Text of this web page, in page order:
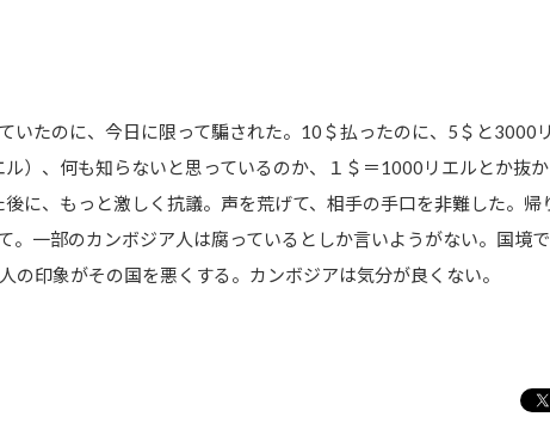
たのに、今日に限って騙された。10＄払ったのに、5＄と3000
）、何も知らないと思っているのか、１＄＝1000リエルとか抜
に、もっと激しく抗議。声を荒げて、相手の手口を非難した。
。一部のカンボジア人は腐っているとしか言いようがない。国境
の印象がその国を悪くする。カンボジアは気分が良くない。